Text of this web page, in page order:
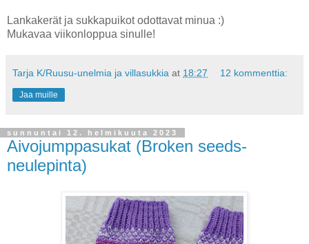
Lankakerät ja sukkapuikot odottavat minua :)
Mukavaa viikonloppua sinulle!
Tarja K/Ruusu-unelmia ja villasukkia at 18:27 12 kommenttia:
Jaa muille
sunnuntai 12. helmikuuta 2023
Aivojumppasukat (Broken seeds-
neulepinta)